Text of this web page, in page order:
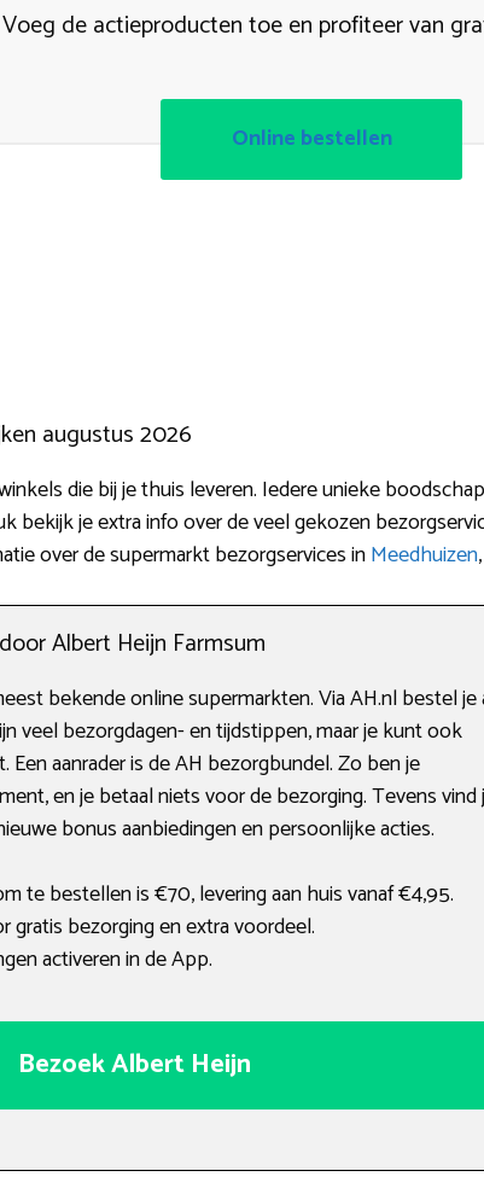
Voeg de actieproducten toe en profiteer van
Online bestellen
augustus 2026
die bij je thuis leveren. Iedere unieke
bekijk je extra info over de veel gekozen
over de supermarkt bezorgservices inMeedhuizen,
Albert Heijn Farmsum
bekende online supermarkten. Via AH.nl bestel je
veel bezorgdagen- en tijdstippen, maar je kunt ook
aanrader is de AH bezorgbundel. Zo ben je
en je betaal niets voor de bezorging. Tevens vind
bonus aanbiedingen en persoonlijke acties.
te bestellen is €70, levering aan huis vanaf €4,95.
gratis bezorging en extra voordeel.
activeren in de App.
Bezoek Albert Heijn